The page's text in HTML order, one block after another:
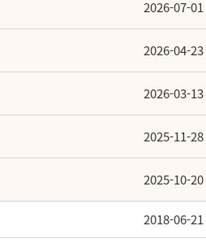
2026-07-01
2026-04-23
2026-03-13
2025-11-28
2025-10-20
2018-06-21